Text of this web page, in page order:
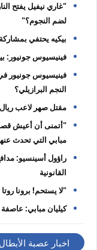
"غاري نيفيل يفتح
لضم النجوم؟"
بيكيه يحتفي
فينيسيوس جونيور:
فينيسيوس جونيور
النجم البرازيلي؟
مقتل صهر لاعب ريال
"أتمنى أن أعيش
مبابي التي تحدث
راؤول أسينسيو:
القانونية
"لا يستحم! برونا
كيليان مبابي: عاصفة
اخبار عصبة الأبطال